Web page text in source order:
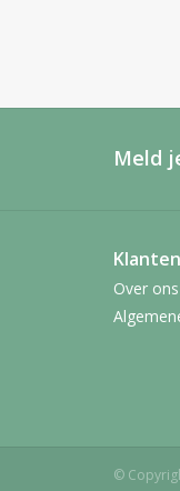
Meld
Over ons
©